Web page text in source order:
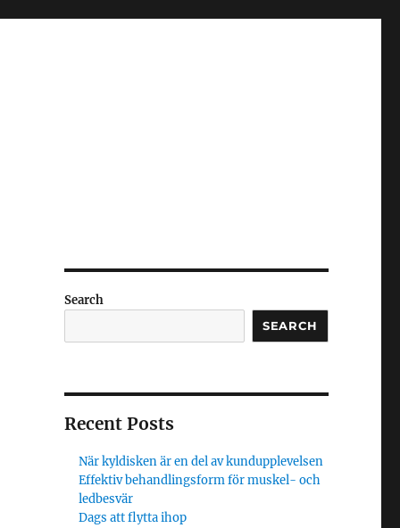
Search
SEARCH
Recent Posts
När kyldisken är en del av kundupplevelsen
Effektiv behandlingsform för muskel- och
ledbesvär
Dags att flytta ihop